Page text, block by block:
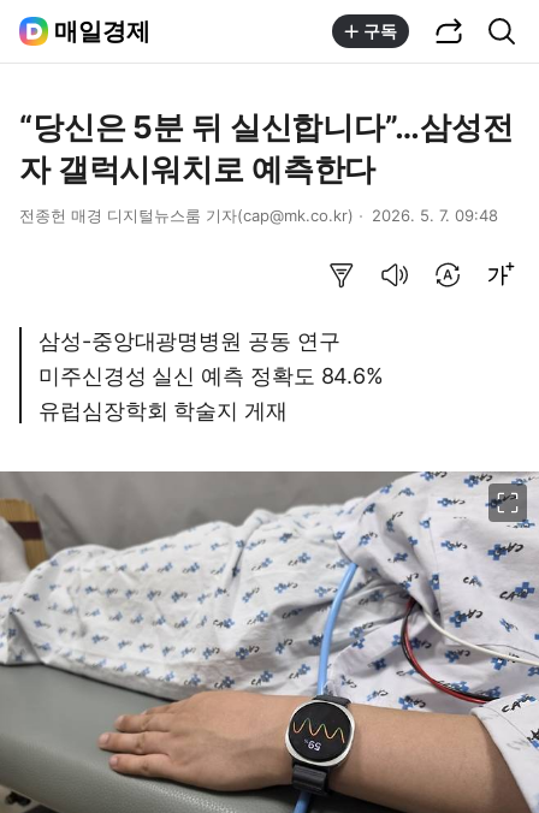
매일경제 구독
“당신은 5분 뒤 실신합니다”…삼성전
자 갤럭시워치로 예측한다
전종헌 매경 디지털뉴스룸 기자(cap@mk.co.kr) 2026. 5. 7. 09:48
삼성-중앙대광명병원 공동 연구
미주신경성 실신 예측 정확도 84.6%
유럽심장학회 학술지 게재